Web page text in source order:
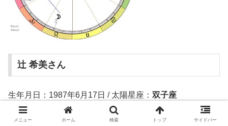
辻 希美さん
生年月日：1987年6月17日 / 太陽星座： 双子座
辻ちゃんも格付け初出演 のようです。
メニュー ホーム 検索 トップ サイドバー